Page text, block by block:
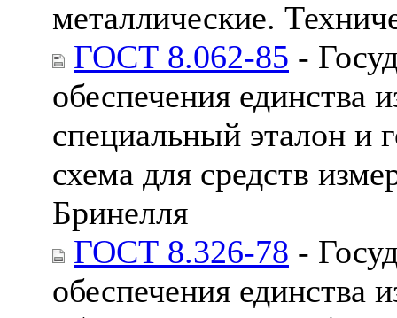
металлические.
ГОСТ 8.062-85 -
обеспечения единства
специальный эталон и
схема для средств
Бринелля
ГОСТ 8.326-78 -
обеспечения единства